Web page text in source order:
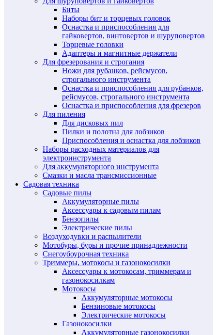
Биты
Наборы бит и торцевых головок
Оснастка и приспособления для
гайковертов, винтовертов и шуруповертов
Торцевые головки
Адаптеры и магнитные держатели
Для фрезерования и строгания
Ножи для рубанков, рейсмусов,
строгального инструмента
Оснастка и приспособления для рубанков,
рейсмусов, строгального инструмента
Оснастка и приспособления для фрезеров
Для пиления
Для дисковых пил
Пилки и полотна для лобзиков
Приспособления и оснастка для лобзиков
Наборы расходных материалов для
электроинструмента
Для аккумуляторного инструмента
Смазки и масла трансмиссионные
Садовая техника
Садовые пилы
Аккумуляторные пилы
Аксессуары к садовым пилам
Бензопилы
Электрические пилы
Воздуходувки и распылители
Мотобуры, буры и прочие принадлежности
Снегоубоурочная техника
Триммеры, мотокосы и газонокосилки
Аксессуары к мотокосам, триммерам и
газонокосилкам
Мотокосы
Аккумуляторные мотокосы
Бензиновые мотокосы
Электрические мотокосы
Газонокосилки
Аккумуляторные газонокосилки